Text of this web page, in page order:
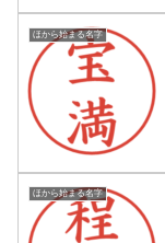
ほから始まる名字
ほから始まる名字